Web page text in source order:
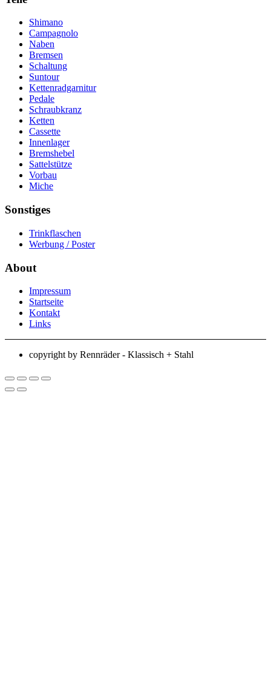
Shimano
Campagnolo
Naben
Bremsen
Schaltung
Suntour
Kettenradgarnitur
Pedale
Schraubkranz
Ketten
Cassette
Innenlager
Bremshebel
Sattelstütze
Vorbau
Miche
Sonstiges
Trinkflaschen
Werbung / Poster
About
Impressum
Startseite
Kontakt
Links
copyright by Rennräder - Klassisch + Stahl